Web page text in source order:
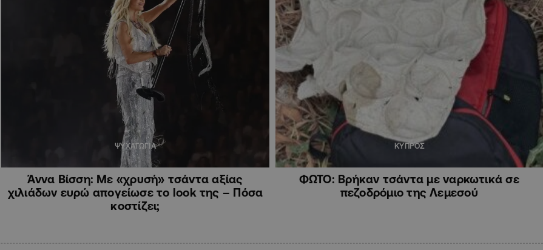
ΨΥΧΑΓΩΓΙΑ
Άννα Βίσση: Με «χρυσή» τσάντα αξίας
χιλιάδων ευρώ απογείωσε το look της – Πόσα
κοστίζει;
ΚΥΠΡΟΣ
ΦΩΤΟ: Βρήκαν τσάντα με ναρκωτικά σε
πεζοδρόμιο της Λεμεσού